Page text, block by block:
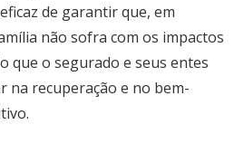
de garantir que, em
não sofra com os impactos
que o segurado e seus entes
na recuperação e no bem-